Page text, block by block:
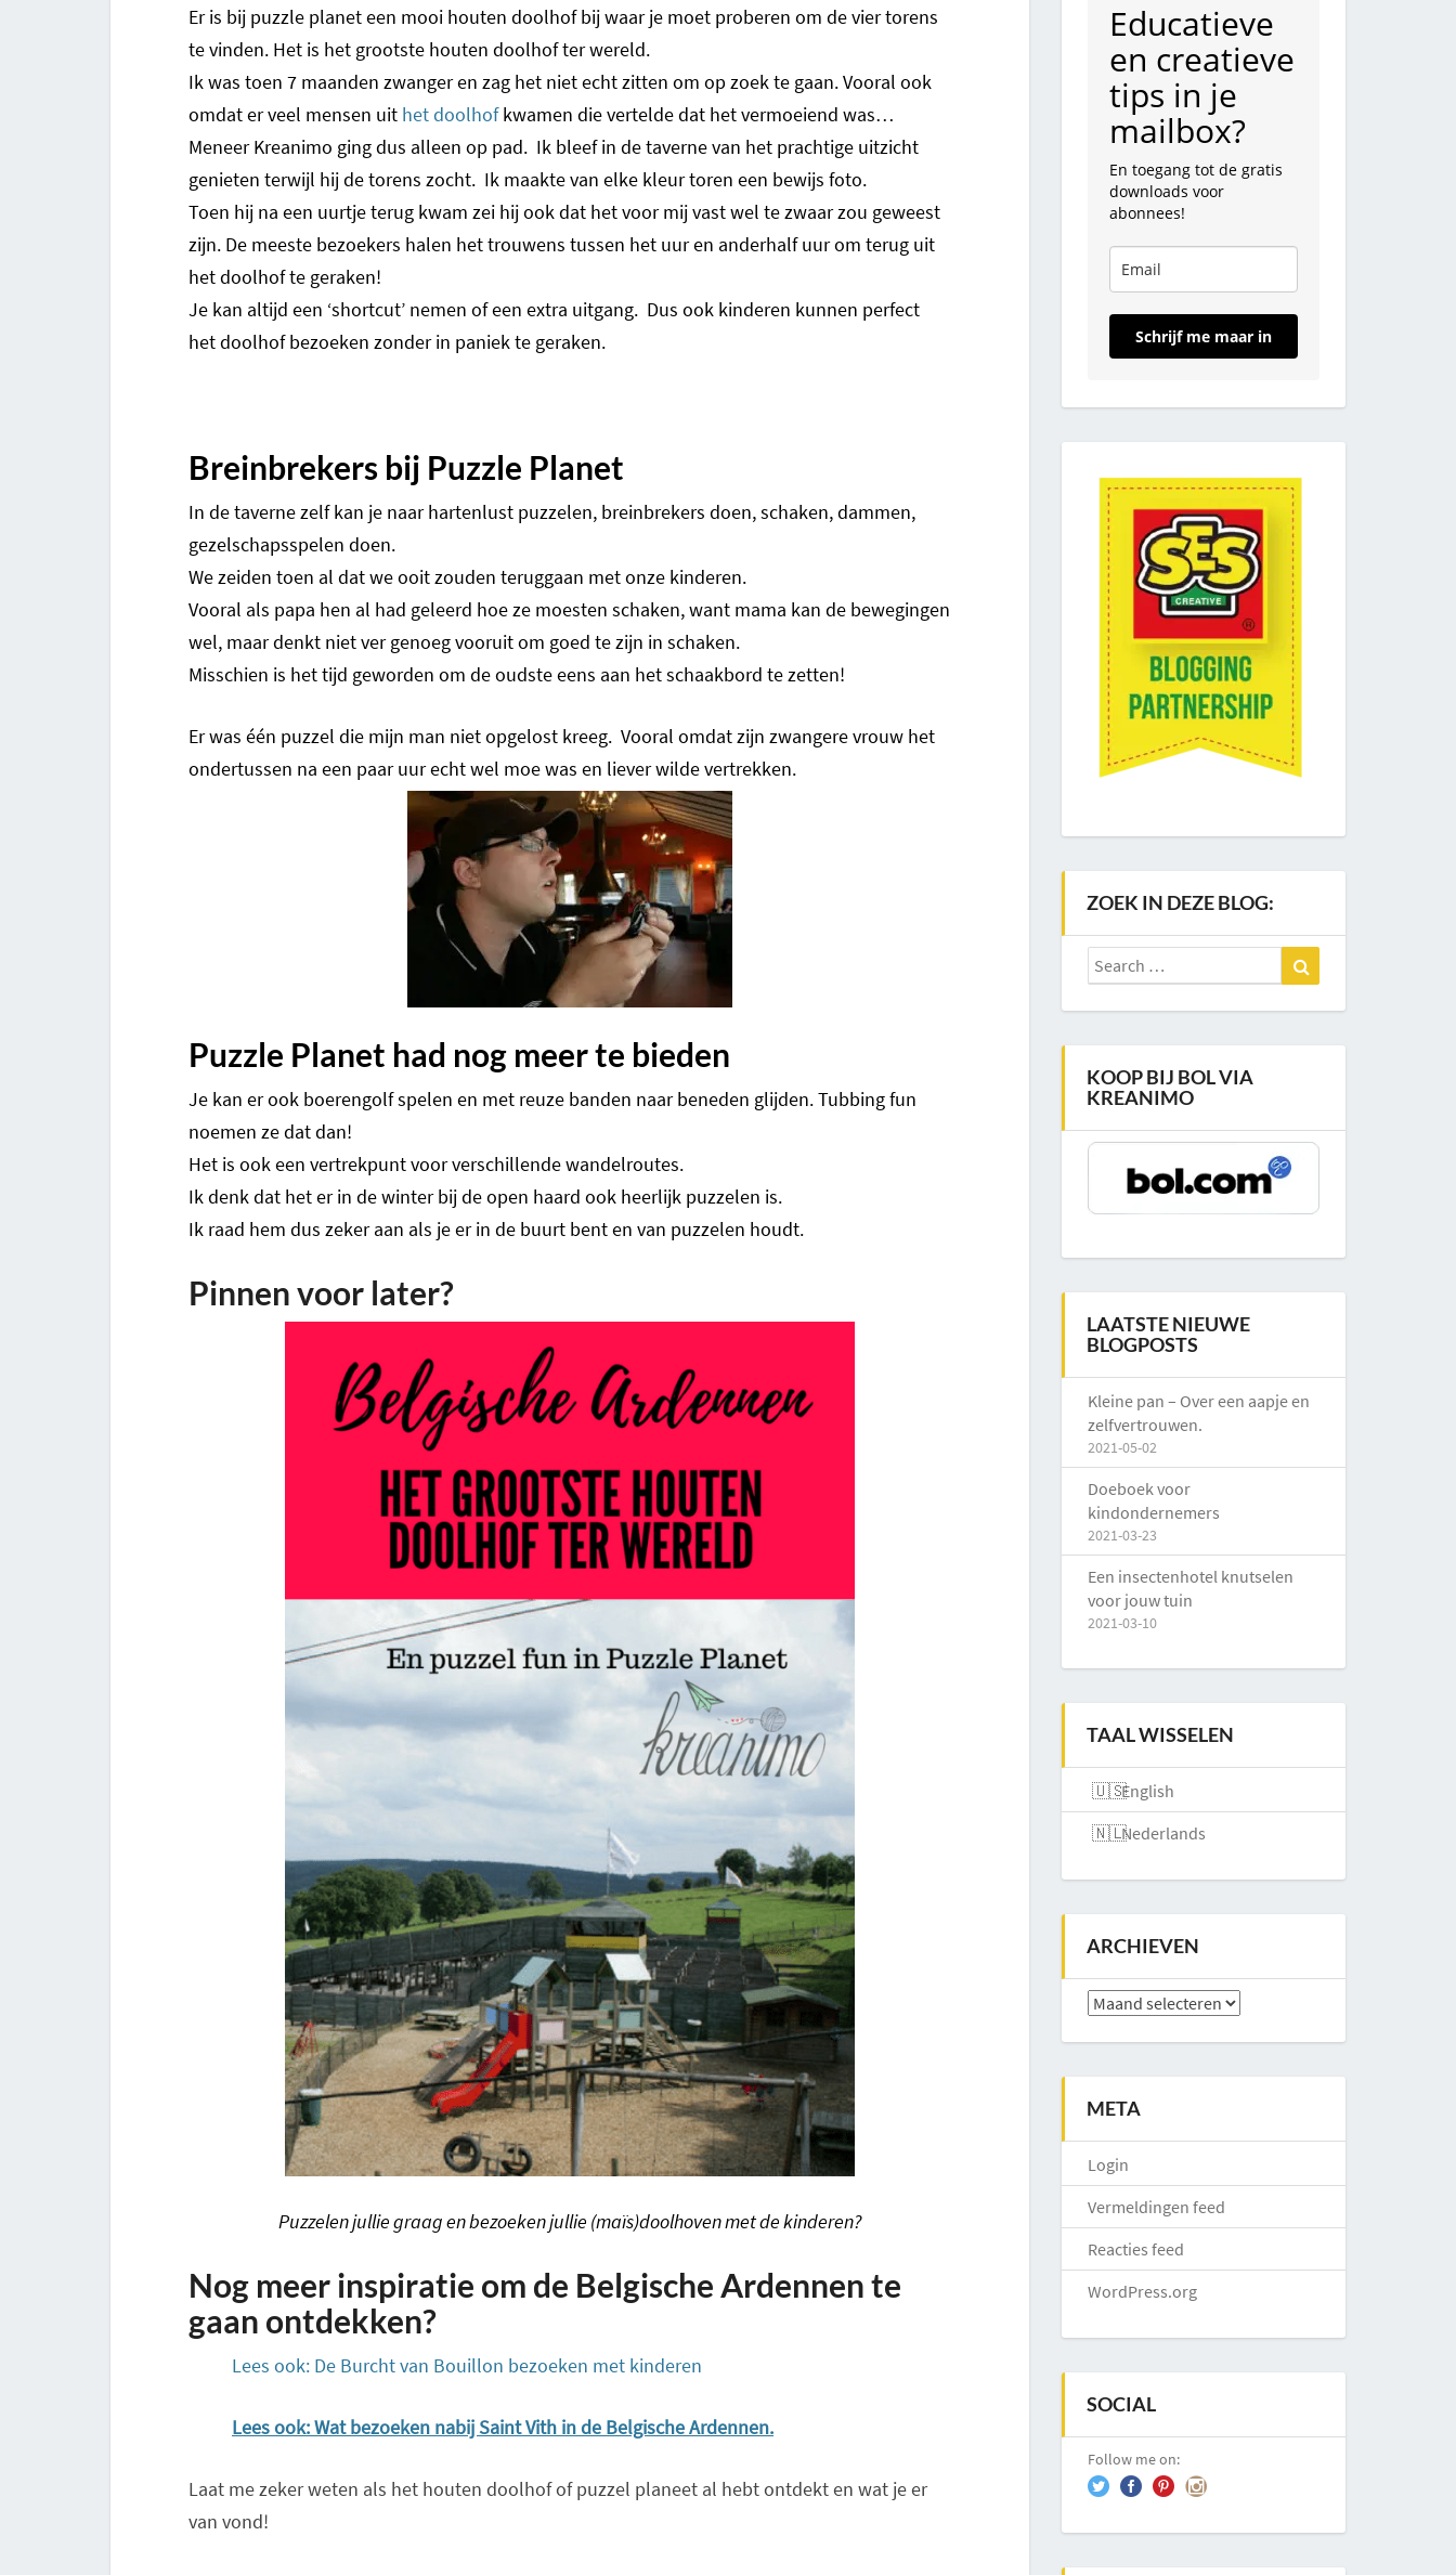
Er is bij puzzle planet een mooi houten doolhof bij waar je moet proberen om de vier torens
te vinden. Het is het grootste houten doolhof ter wereld.
Ik was toen 7 maanden zwanger en zag het niet echt zitten om op zoek te gaan. Vooral ook
omdat er veel mensen uit het doolhofkwamen die vertelde dat het vermoeiend was…
Meneer Kreanimo ging dus alleen op pad. Ik bleef in de taverne van het prachtige uitzicht
genieten terwijl hij de torens zocht. Ik maakte van elke kleur toren een bewijs foto.
Toen hij na een uurtje terug kwam zei hij ook dat het voor mij vast wel te zwaar zou geweest
zijn. De meeste bezoekers halen het trouwens tussen het uur en anderhalf uur om terug uit
het doolhof te geraken!
Je kan altijd een ‘shortcut’ nemen of een extra uitgang. Dus ook kinderen kunnen perfect
het doolhof bezoeken zonder in paniek te geraken.
Breinbrekers bij Puzzle Planet
In de taverne zelf kan je naar hartenlust puzzelen, breinbrekers doen, schaken, dammen,
gezelschapsspelen doen.
We zeiden toen al dat we ooit zouden teruggaan met onze kinderen.
Vooral als papa hen al had geleerd hoe ze moesten schaken, want mama kan de bewegingen
wel, maar denkt niet ver genoeg vooruit om goed te zijn in schaken.
Misschien is het tijd geworden om de oudste eens aan het schaakbord te zetten!
Er was één puzzel die mijn man niet opgelost kreeg. Vooral omdat zijn zwangere vrouw het
ondertussen na een paar uur echt wel moe was en liever wilde vertrekken.
Puzzle Planet had nog meer te bieden
Je kan er ook boerengolf spelen en met reuze banden naar beneden glijden. Tubbing fun
noemen ze dat dan!
Het is ook een vertrekpunt voor verschillende wandelroutes.
Ik denk dat het er in de winter bij de open haard ook heerlijk puzzelen is.
Ik raad hem dus zeker aan als je er in de buurt bent en van puzzelen houdt.
Pinnen voor later?
Puzzelen jullie graag en bezoeken jullie (maïs)doolhoven met de kinderen?
Nog meer inspiratie om de Belgische Ardennen te
gaan ontdekken?
Lees ook: De Burcht van Bouillon bezoeken met kinderen
Lees ook: Wat bezoeken nabij Saint Vith in de Belgische Ardennen.
Laat me zeker weten als het houten doolhof of puzzel planeet al hebt ontdekt en wat je er
van vond!
Educatieve
en creatieve
tips in je
mailbox?
En toegang tot de gratis
downloads voor
abonnees!
Schrijf me maar in
ZOEK IN DEZE BLOG:
Search
for:
KOOP BIJ BOL VIA
KREANIMO
LAATSTE NIEUWE
BLOGPOSTS
Kleine pan – Over een aapje en
zelfvertrouwen.
2021-05-02
Doeboek voor
kindondernemers
2021-03-23
Een insectenhotel knutselen
voor jouw tuin
2021-03-10
TAAL WISSELEN
English
Nederlands
ARCHIEVEN
Archieven
META
Login
Vermeldingen feed
Reacties feed
WordPress.org
SOCIAL
Follow me on: